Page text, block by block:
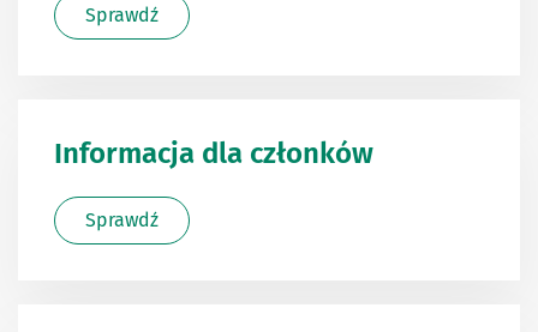
Sprawdź
Informacja dla członków
Sprawdź